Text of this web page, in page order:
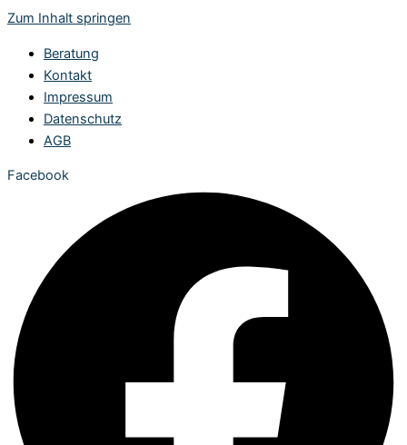
Zum Inhalt springen
Beratung
Kontakt
Impressum
Datenschutz
AGB
Facebook